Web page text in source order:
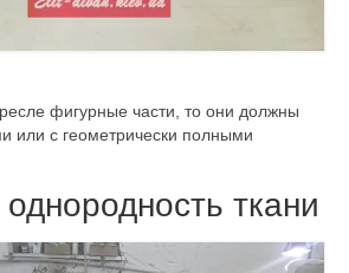
фигурные части, то они должны
или с геометрически полными
ткани